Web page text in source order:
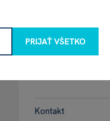
Název
Kontakt
PRIJAŤ VŠETKO